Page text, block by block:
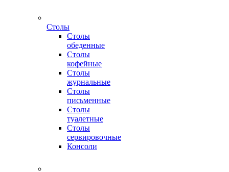
Столы
Столы
обеденные
Столы
кофейные
Столы
журнальные
Столы
письменные
Столы
туалетные
Столы
сервировочные
Консоли